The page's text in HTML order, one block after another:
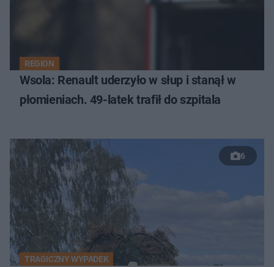
REGION
Wsola: Renault uderzyło w słup i stanął w
płomieniach. 49-latek trafił do szpitala
6
TRAGICZNY WYPADEK